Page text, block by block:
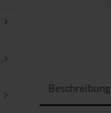
Beschreibung